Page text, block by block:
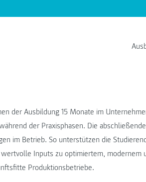
der Ausbildung 15 Monate im
der Praxisphasen. Die
im Betrieb. So unterstützen die
Inputs zu optimiertem, modernem
Produktionsbetriebe.